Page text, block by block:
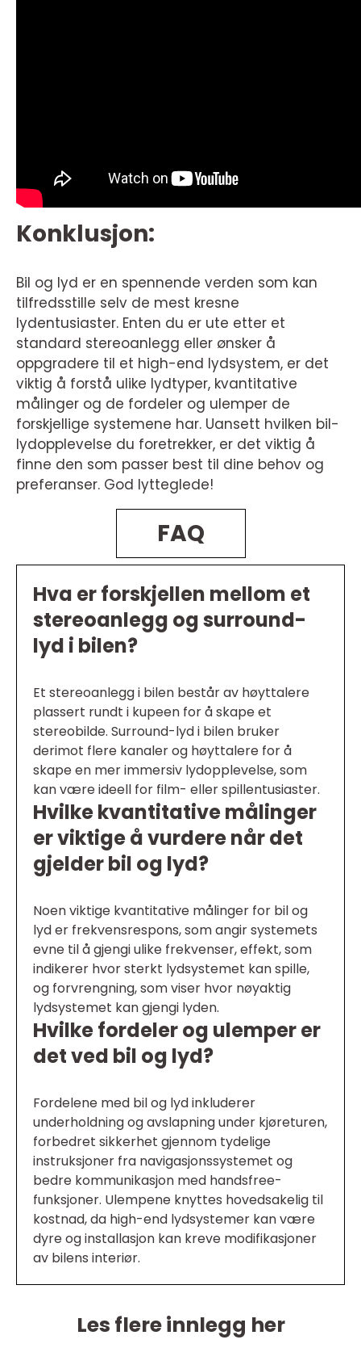
Konklusjon:
Bil og lyd er en spennende verden som kan
tilfredsstille selv de mest kresne
lydentusiaster. Enten du er ute etter et
standard stereoanlegg eller ønsker å
oppgradere til et high-end lydsystem, er det
viktig å forstå ulike lydtyper, kvantitative
målinger og de fordeler og ulemper de
forskjellige systemene har. Uansett hvilken bil-
lydopplevelse du foretrekker, er det viktig å
finne den som passer best til dine behov og
preferanser. God lytteglede!
FAQ
Hva er forskjellen mellom et
stereoanlegg og surround-
lyd i bilen?
Et stereoanlegg i bilen består av høyttalere
plassert rundt i kupeen for å skape et
stereobilde. Surround-lyd i bilen bruker
derimot flere kanaler og høyttalere for å
skape en mer immersiv lydopplevelse, som
kan være ideell for film- eller spillentusiaster.
Hvilke kvantitative målinger
er viktige å vurdere når det
gjelder bil og lyd?
Noen viktige kvantitative målinger for bil og
lyd er frekvensrespons, som angir systemets
evne til å gjengi ulike frekvenser, effekt, som
indikerer hvor sterkt lydsystemet kan spille,
og forvrengning, som viser hvor nøyaktig
lydsystemet kan gjengi lyden.
Hvilke fordeler og ulemper er
det ved bil og lyd?
Fordelene med bil og lyd inkluderer
underholdning og avslapning under kjøreturen,
forbedret sikkerhet gjennom tydelige
instruksjoner fra navigasjonssystemet og
bedre kommunikasjon med handsfree-
funksjoner. Ulempene knyttes hovedsakelig til
kostnad, da high-end lydsystemer kan være
dyre og installasjon kan kreve modifikasjoner
av bilens interiør.
Les flere innlegg her